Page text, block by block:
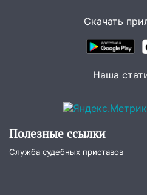
Скачать
Наша
Полезные ссылки
Служба судебных приставов